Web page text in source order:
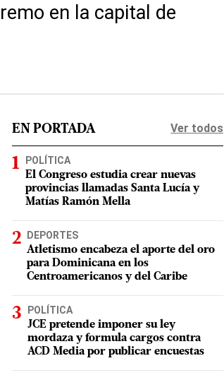
en la capital de
EN PORTADA Ver todos
POLÍTICA
El Congreso estudia crear nuevas
provincias llamadas Santa Lucía y
Matías Ramón Mella
DEPORTES
Atletismo encabeza el aporte del oro
para Dominicana en los
Centroamericanos y del Caribe
POLÍTICA
JCE pretende imponer su ley
mordaza y formula cargos contra
ACD Media por publicar encuestas